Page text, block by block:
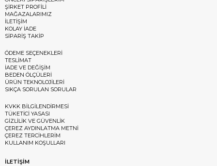
ŞİRKET PROFİLİ
MAĞAZALARIMIZ
İLETİŞİM
KOLAY İADE
SİPARİŞ TAKİP
ÖDEME SEÇENEKLERİ
TESLİMAT
İADE VE DEĞİŞİM
BEDEN ÖLÇÜLERİ
ÜRÜN TEKNOLOJİLERİ
SIKÇA SORULAN SORULAR
KVKK BİLGİLENDİRMESİ
TÜKETİCİ YASASI
GİZLİLİK VE GÜVENLİK
ÇEREZ AYDINLATMA METNİ
ÇEREZ TERCİHLERİM
KULLANIM KOŞULLARI
İLETİŞİM